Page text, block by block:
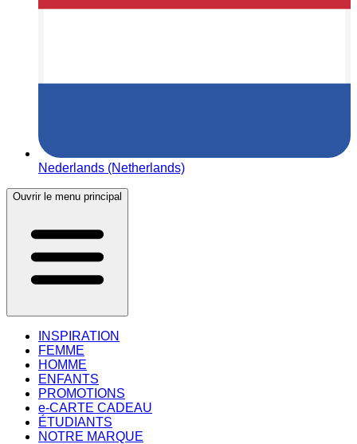
Nederlands (Netherlands)
Ouvrir le menu principal
INSPIRATION
FEMME
HOMME
ENFANTS
PROMOTIONS
e-CARTE CADEAU
ÉTUDIANTS
NOTRE MARQUE